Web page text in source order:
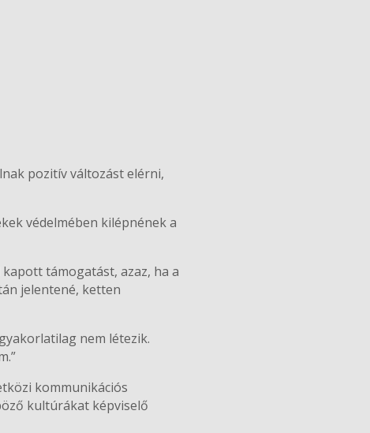
pozitív változást elérni,
védelmében kilépnének a
támogatást, azaz, ha a
jelentené, ketten
nem létezik.
kommunikációs
kultúrákat képviselő